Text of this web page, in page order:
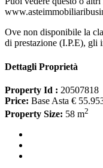
Ove non disponibile la
di prestazione (I.P.E), gli
Dettagli Proprietà
Property Id : 20507818
Price: Base Asta €
Property Size: 58 m2